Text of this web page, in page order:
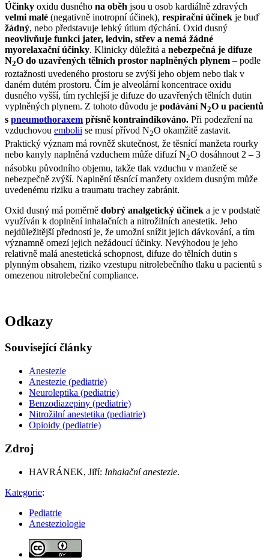
Účinky oxidu dusného na oběh jsou u osob kardiálně zdravých
velmi malé (negativně inotropní účinek), respirační účinek je buď
žádný, nebo představuje lehký útlum dýchání. Oxid dusný
neovlivňuje funkci jater, ledvin, střev a nemá žádné
myorelaxační účinky. Klinicky důležitá a nebezpečná je difuze
N2O do uzavřených tělních prostor naplněných plynem – podle
roztažnosti uvedeného prostoru se zvýší jeho objem nebo tlak v
daném dutém prostoru. Čím je alveolární koncentrace oxidu
dusného vyšší, tím rychlejší je difuze do uzavřených tělních dutin
vyplněných plynem. Z tohoto důvodu je podávání N2O u pacientů
s pneumothoraxem přísně kontraindikováno. Při podezření na
vzduchovou embolii se musí přívod N2O okamžitě zastavit.
Praktický význam má rovněž skutečnost, že těsnící manžeta rourky
nebo kanyly naplněná vzduchem může difuzí N2O dosáhnout 2 – 3
násobku původního objemu, takže tlak vzduchu v manžetě se
nebezpečně zvýší. Naplnění těsnící manžety oxidem dusným může
uvedenému riziku a traumatu trachey zabránit.
Oxid dusný má poměrně dobrý analgetický účinek a je v podstatě
využíván k doplnění inhalačních a nitrožilních anestetik. Jeho
nejdůležitější předností je, že umožní snížit jejich dávkování, a tím
významně omezí jejich nežádoucí účinky. Nevýhodou je jeho
relativně malá anestetická schopnost, difuze do tělních dutin s
plynným obsahem, riziko vzestupu nitrolebečního tlaku u pacientů s
omezenou nitrolebeční compliance.
Odkazy
Související články
Anestezie
Anestezie (pediatrie)
Neuroleptika (pediatrie)
Benzodiazepiny (pediatrie)
Nitrožilní anestetika (pediatrie)
Opioidy (pediatrie)
Zdroj
HAVRÁNEK, Jiří: Inhalační anestezie.
Kategorie:
Pediatrie
Anesteziologie